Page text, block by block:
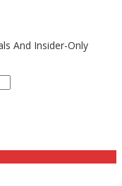
And Insider-Only